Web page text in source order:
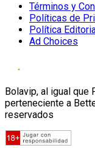
Términos y
Políticas de
Política
Ad Choices
Bolavip, al igual que
perteneciente a
reservados